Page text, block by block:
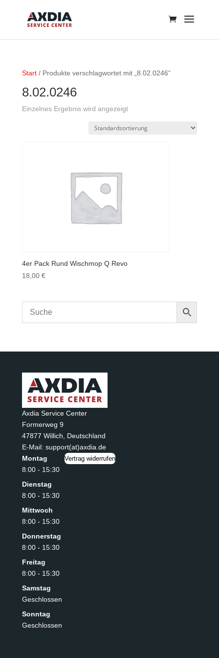
Start/ Produkte verschlagwortet mit „8.02.0246“
8.02.0246
Einzelnes Ergebnis wird angezeigt
4er Pack Rund Wischmop Q Revo
18,00 €
Axdia Service Center
Formerweg 9
47877 Willich, Deutschland
E-Mail: support(at)axdia.de
Montag
8:00 - 15:30
Dienstag
8:00 - 15:30
Mittwoch
8:00 - 15:30
Donnerstag
8:00 - 15:30
Freitag
8:00 - 15:30
Samstag
Geschlossen
Sonntag
Geschlossen
Vertrag widerrufen